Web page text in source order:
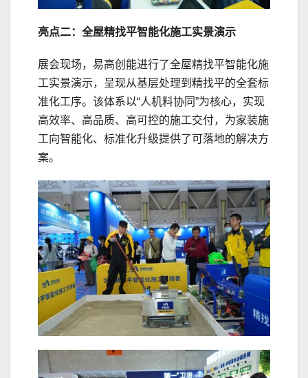
亮点二：全屋精找平智能化施工实景演示
展会现场，易高创能进行了全屋精找平智能化施
工实景演示，呈现从基层处理到精找平的全套标
准化工序。该体系以“人机料协同”为核心，实现
高效率、高品质、高可控的施工交付，为家装施
工向智能化、标准化升级提供了可落地的解决方
案。